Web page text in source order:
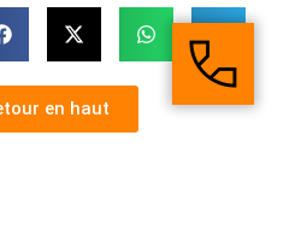
en haut